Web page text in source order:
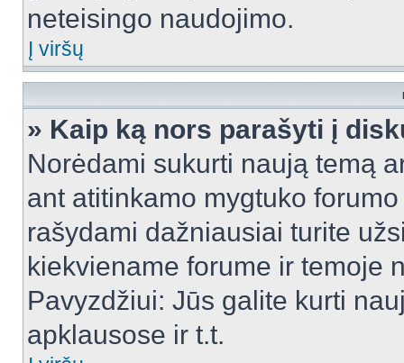
neteisingo naudojimo.
Į viršų
» Kaip ką nors parašyti į
Norėdami sukurti naują temą
ant atitinkamo mygtuko
rašydami dažniausiai turite
kiekviename forume ir temoje
Pavyzdžiui: Jūs galite kurti
apklausose ir t.t.